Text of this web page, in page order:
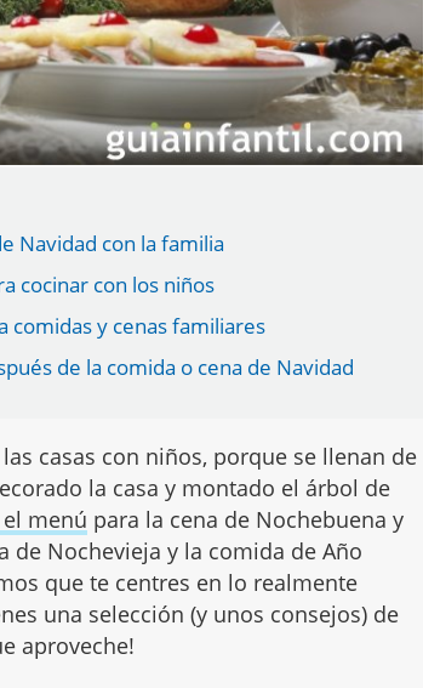
Navidad con la familia
cocinar con los niños
comidas y cenas familiares
de la comida o cena de Navidad
casas con niños, porque se llenan de
la casa y montado el árbol de
menú para la cena de Nochebuena y
de Nochevieja y la comida de Año
que te centres en lo realmente
una selección (y unos consejos) de
aproveche!